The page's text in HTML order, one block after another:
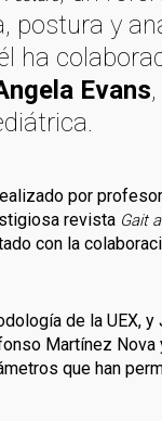
postura y
ha
Evans
por
revista Gait
con la
de la UEX,
Martínez Nova
que han